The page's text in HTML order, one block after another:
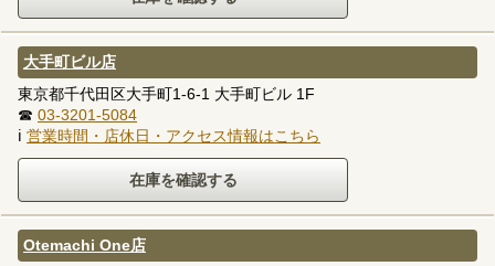
大手町ビル店
東京都千代田区大手町1-6-1 大手町ビル 1F
☎ 03-3201-5084
ℹ 営業時間・店休日・アクセス情報はこちら
Otemachi One店